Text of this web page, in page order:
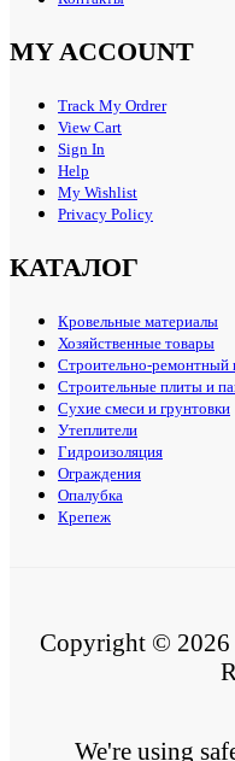
MY ACCOUNT
Track My Ordrer
View Cart
Sign In
Help
My Wishlist
Privacy Policy
КАТАЛОГ
Кровельные материалы
Хозяйственные товары
Строительно-ремонтный
Строительные плиты и
Сухие смеси и грунтовки
Утеплители
Гидроизоляция
Ограждения
Опалубка
Крепеж
Copyright © 2026
We're using